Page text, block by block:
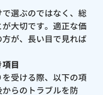
選ぶのではなく、総
大切です。適正な価
が、長い目で見れば
目
受ける際、以下の項
らのトラブルを防